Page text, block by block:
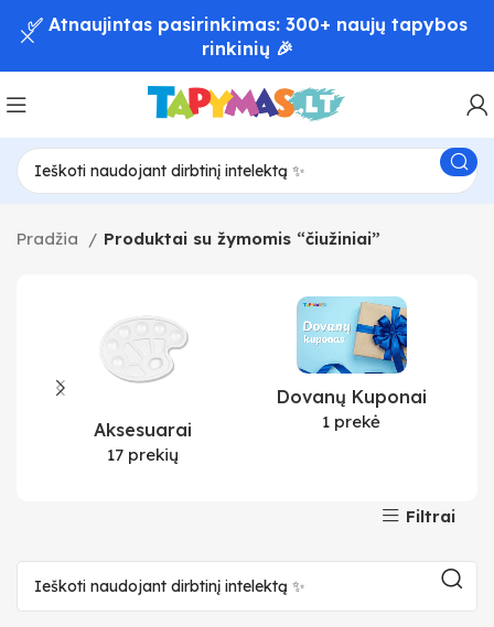
Pradžia Produktai su žymomis “čiužiniai”
Aksesuarai
17 prekių
Dovanų Kuponai
1 prekė
Filtrai
✅ Atnaujintas pasirinkimas: 300+ naujų tapybos
rinkinių 🎉